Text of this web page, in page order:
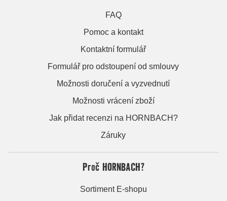
FAQ
Pomoc a kontakt
Kontaktní formulář
Formulář pro odstoupení od smlouvy
Možnosti doručení a vyzvednutí
Možnosti vrácení zboží
Jak přidat recenzi na HORNBACH?
Záruky
Proč HORNBACH?
Sortiment E-shopu